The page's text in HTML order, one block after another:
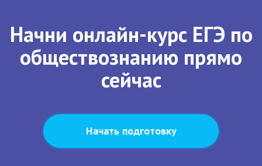
Начни онлайн-курс ЕГЭ по
обществознанию прямо
сейчас
Начать подготовку